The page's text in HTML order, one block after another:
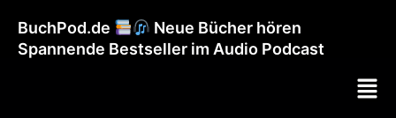
BuchPod.de
Neue Bücher hören
Spannende Bestseller im Audio Podcast